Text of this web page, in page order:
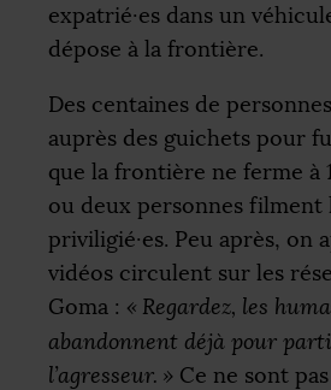
expatrié·es dans un
dépose à la frontière.
Des centaines de personnes
auprès des guichets pour
que la frontière ne ferme à
ou deux personnes filment
priviligié·es. Peu après, on
vidéos circulent sur les
Goma : « Regardez, les
abandonnent déjà pour
l’agresseur. » Ce ne sont